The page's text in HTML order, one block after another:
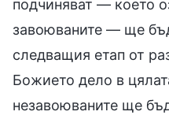
подчиняват — което
завоюваните — ще
следващия етап от
Божието дело в
незавоюваните ще